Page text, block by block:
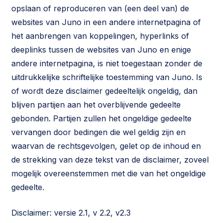
opslaan of reproduceren van (een deel van) de
websites van Juno in een andere internetpagina of
het aanbrengen van koppelingen, hyperlinks of
deeplinks tussen de websites van Juno en enige
andere internetpagina, is niet toegestaan zonder de
uitdrukkelijke schriftelijke toestemming van Juno. Is
of wordt deze disclaimer gedeeltelijk ongeldig, dan
blijven partijen aan het overblijvende gedeelte
gebonden. Partijen zullen het ongeldige gedeelte
vervangen door bedingen die wel geldig zijn en
waarvan de rechtsgevolgen, gelet op de inhoud en
de strekking van deze tekst van de disclaimer, zoveel
mogelijk overeenstemmen met die van het ongeldige
gedeelte.
Disclaimer: versie 2.1, v 2.2, v2.3